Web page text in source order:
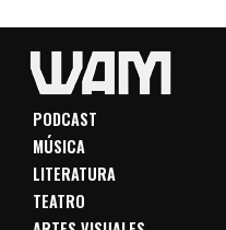
PODCAST
MÚSICA
LITERATURA
TEATRO